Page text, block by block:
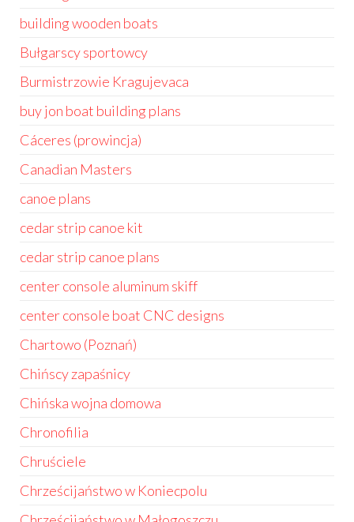
building wooden boats
Bułgarscy sportowcy
Burmistrzowie Kragujevaca
buy jon boat building plans
Cáceres (prowincja)
Canadian Masters
canoe plans
cedar strip canoe kit
cedar strip canoe plans
center console aluminum skiff
center console boat CNC designs
Chartowo (Poznań)
Chińscy zapaśnicy
Chińska wojna domowa
Chronofilia
Chruściele
Chrześcijaństwo w Koniecpolu